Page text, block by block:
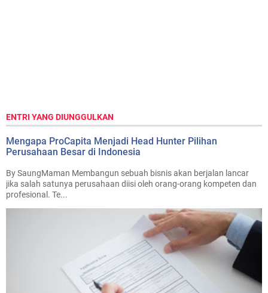
ENTRI YANG DIUNGGULKAN
Mengapa ProCapita Menjadi Head Hunter Pilihan
Perusahaan Besar di Indonesia
By SaungMaman Membangun sebuah bisnis akan berjalan lancar
jika salah satunya perusahaan diisi oleh orang-orang kompeten dan
profesional. Te...